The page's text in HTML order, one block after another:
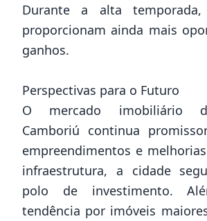
Durante a alta
proporcionam ainda mais
ganhos.
Perspectivas para o Futuro
O mercado imobiliário
Camboriú continua
empreendimentos e
infraestrutura, a cidade
polo de investimento.
tendência por imóveis